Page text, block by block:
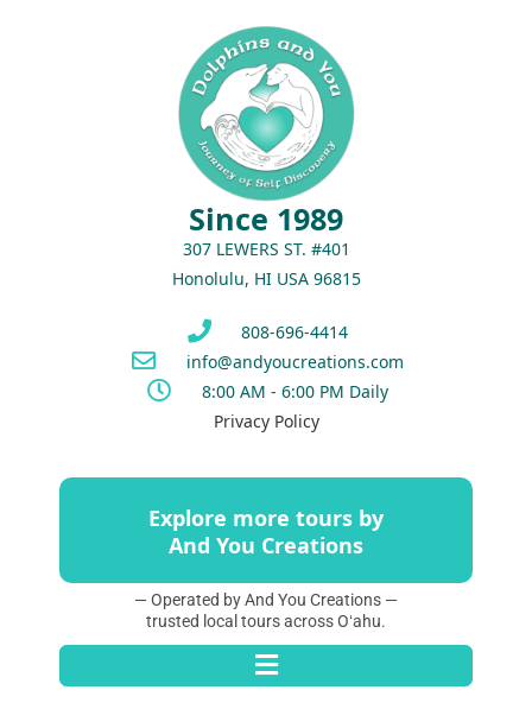
Since 1989
307 LEWERS ST. #401
Honolulu, HI USA 96815
808-696-4414
info@andyoucreations.com
8:00 AM - 6:00 PM Daily
Privacy Policy
Explore more tours by
And You Creations
— Operated by And You Creations —
trusted local tours across Oʻahu.